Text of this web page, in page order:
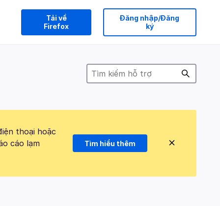
Tải về
Firefox
Đăng nhập/Đăng
ký
thoại hoặc
cáo lạm
Tìm hiểu thêm